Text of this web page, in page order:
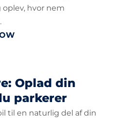
oplev, hvor nem
Oplad din
parkerer
til en naturlig del af din